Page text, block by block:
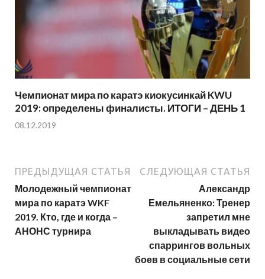
Чемпионат мира по каратэ киокусинкай KWU
2019: определены финалисты. ИТОГИ – ДЕНЬ 1
08.12.2019
ПРЕДЫДУЩАЯ СТАТЬЯ
Молодежный чемпионат
мира по каратэ WKF
2019. Кто, где и когда –
АНОНС турнира
СЛЕДУЮЩАЯ СТАТЬЯ
Александр
Емельяненко: Тренер
запретил мне
выкладывать видео
спаррингов вольных
боев в социальные сети